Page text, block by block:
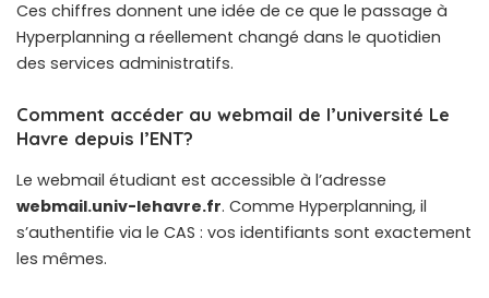
Ces chiffres donnent une idée de ce que le passage à
Hyperplanning a réellement changé dans le quotidien
des services administratifs.
Comment accéder au webmail de l’université Le
Havre depuis l’ENT?
Le webmail étudiant est accessible à l’adresse
webmail.univ-lehavre.fr. Comme Hyperplanning, il
s’authentifie via le CAS : vos identifiants sont exactement
les mêmes.